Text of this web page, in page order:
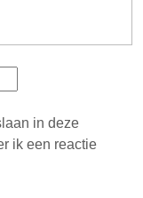
in deze
ik een reactie